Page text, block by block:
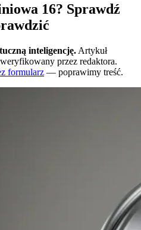
16? Sprawdź
inteligencję. Artykuł
przez redaktora.
formularz — poprawimy treść.